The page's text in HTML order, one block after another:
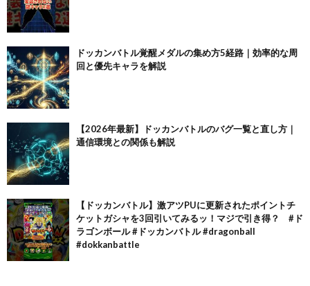
ドッカンバトル覚醒メダルの集め方5経路｜効率的な周
回と優先キャラを解説
【2026年最新】ドッカンバトルのバグ一覧と直し方｜
通信環境との関係も解説
【ドッカンバトル】激アツPUに更新されたポイントチ
ケットガシャを3回引いてみるッ！マジで引き得？ #ド
ラゴンボール #ドッカンバトル #dragonball
#dokkanbattle